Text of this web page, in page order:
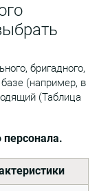
бригадного,
(например, в
(Таблица